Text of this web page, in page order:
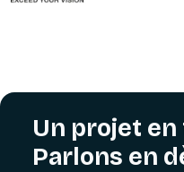
Un projet en
Parlons en